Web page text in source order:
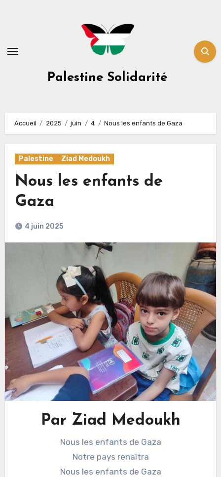
Palestine Solidarité
Accueil 2025 juin 4 Nous les enfants de Gaza
Palestine Ziad Medoukh
Nous les enfants de
Gaza
4 juin 2025
Par Ziad Medoukh
Nous les enfants de Gaza
Notre pays renaîtra
Nous les enfants de Gaza